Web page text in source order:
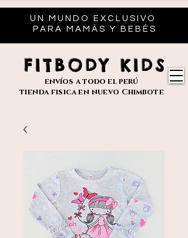
UN MUNDO EXCLUSIVO
PARA MAMÁS Y BEBÉS
FITBODY KIDS
envíos a todo el perú
tienda fisica en nuevo Chimbote